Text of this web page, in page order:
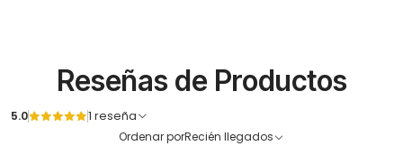
Reseñas de Productos
5.0
1 reseña
Ordenar porRecién llegados